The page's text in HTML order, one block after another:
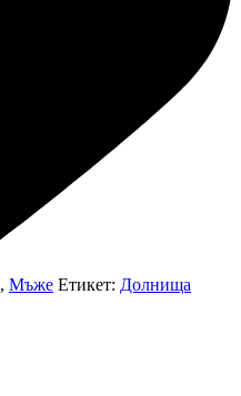
, Мъже Етикет: Долнища